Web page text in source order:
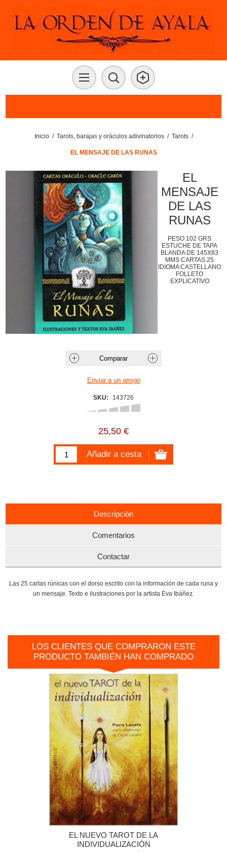
Inicio / Tarots, barajas y oráculos adivinatorios / Tarots /
EL MENSAJE DE LAS RUNAS
EL
MENSAJE
DE LAS
RUNAS
PESO 102 GRS
ESTUCHE DE TAPA
BLANDA DE 145X83
MMS CARTAS 25
IDIOMA CASTELLANO
FOLLETO
EXPLICATIVO
SKU: 143726
25,50 €
Descripción
Comentarios
Contactar
Las 25 cartas rúnicas con el dorso escrito con la información de cada runa y
un mensaje. Texto e ilustraciones por la artista Eva Ibáñez.
LOS CLIENTES QUE COMPRARON ESTE
PRODUCTO TAMBIÉN HAN COMPRADO
EL NUEVO TAROT DE LA
INDIVIDUALIZACIÓN